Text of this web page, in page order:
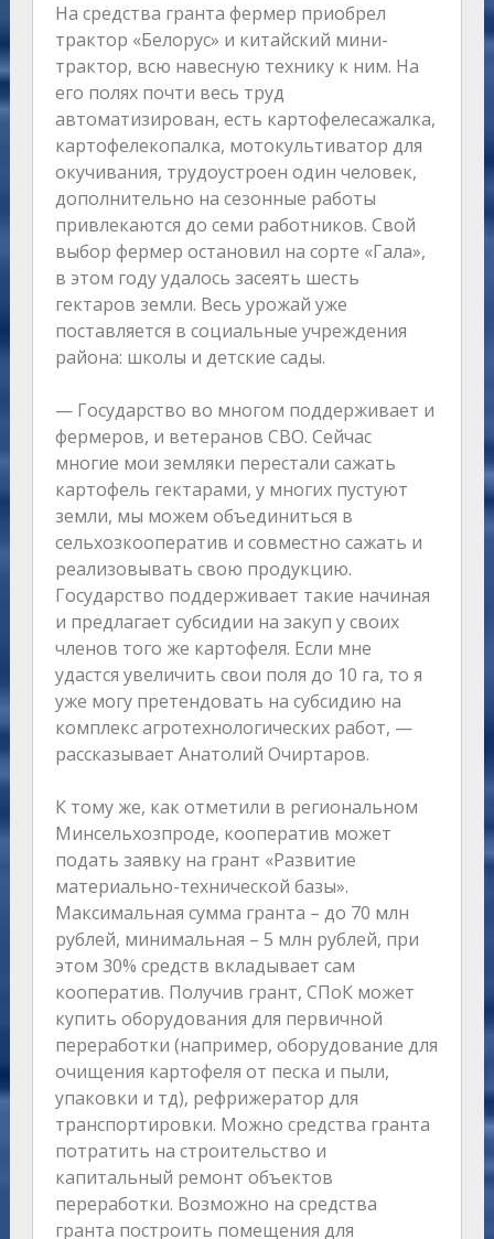
На средства гранта фермер приобрел
трактор «Белорус» и китайский мини-
трактор, всю навесную технику к ним. На
его полях почти весь труд
автоматизирован, есть картофелесажалка,
картофелекопалка, мотокультиватор для
окучивания, трудоустроен один человек,
дополнительно на сезонные работы
привлекаются до семи работников. Свой
выбор фермер остановил на сорте «Гала»,
в этом году удалось засеять шесть
гектаров земли. Весь урожай уже
поставляется в социальные учреждения
района: школы и детские сады.
— Государство во многом поддерживает и
фермеров, и ветеранов СВО. Сейчас
многие мои земляки перестали сажать
картофель гектарами, у многих пустуют
земли, мы можем объединиться в
сельхозкооператив и совместно сажать и
реализовывать свою продукцию.
Государство поддерживает такие начиная
и предлагает субсидии на закуп у своих
членов того же картофеля. Если мне
удастся увеличить свои поля до 10 га, то я
уже могу претендовать на субсидию на
комплекс агротехнологических работ, —
рассказывает Анатолий Очиртаров.
К тому же, как отметили в региональном
Минсельхозпроде, кооператив может
подать заявку на грант «Развитие
материально-технической базы».
Максимальная сумма гранта – до 70 млн
рублей, минимальная – 5 млн рублей, при
этом 30% средств вкладывает сам
кооператив. Получив грант, СПоК может
купить оборудования для первичной
переработки (например, оборудование для
очищения картофеля от песка и пыли,
упаковки и тд), рефрижератор для
транспортировки. Можно средства гранта
потратить на строительство и
капитальный ремонт объектов
переработки. Возможно на средства
гранта построить помещения для